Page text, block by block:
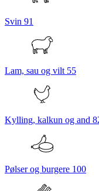
Svin 91
Lam, sau og vilt 55
Kylling, kalkun og and
Pølser og burgere 100